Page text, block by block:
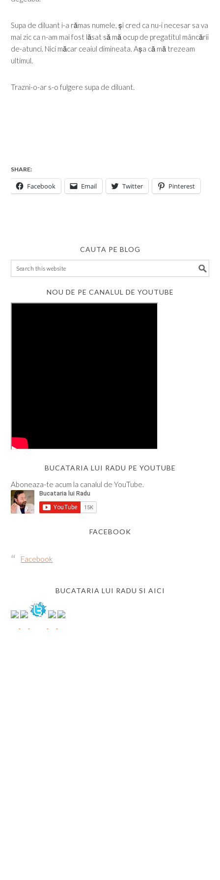
Supa de diluant i-a rămas numele, și cred ca nu-i necesar sa va
mai zic ca n-am mai fost lăsat să mă ocup de pregatitul mâncării
de-atunci. Nici măcar ceaiul dimineata. Așa că mă trezeam
ultimul.
Trazni-o-ar s-o fulgere supa de diluant.
SHARE:
Facebook Email Twitter Pinterest
CAUTA PE BLOG
NOU DE PE CANALUL DE YOUTUBE
BUCATARIA LUI RADU PE YOUTUBE
Aboneaza-te acum la canalul de YouTube.
FACEBOOK
Facebook
BUCATARIA LUI RADU SI AICI